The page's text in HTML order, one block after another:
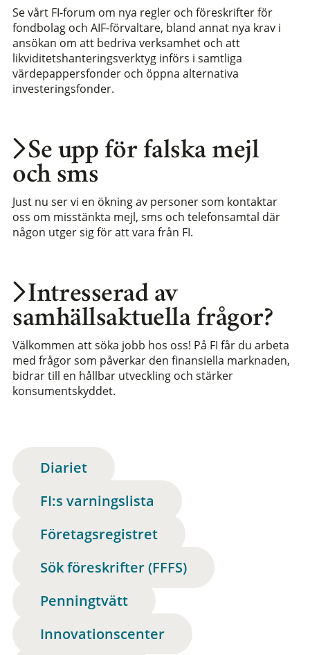
Intresserad av
samhällsaktuella frågor?
Välkommen att söka jobb hos oss! På FI får du arbeta
med frågor som påverkar den finansiella marknaden,
bidrar till en hållbar utveckling och stärker
konsumentskyddet.
Se upp för falska mejl
och sms
Just nu ser vi en ökning av personer som kontaktar
oss om misstänkta mejl, sms och telefonsamtal där
någon utger sig för att vara från FI.
Se vårt FI-forum om nya regler och föreskrifter för
fondbolag och AIF-förvaltare, bland annat nya krav i
ansökan om att bedriva verksamhet och att
likviditetshanteringsverktyg införs i samtliga
värdepappersfonder och öppna alternativa
investeringsfonder.
Diariet
FI:s varningslista
Företagsregistret
Sök föreskrifter (FFFS)
Penningtvätt
Innovationscenter